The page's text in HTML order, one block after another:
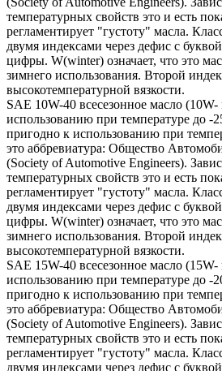
температурных свойств это и есть
регламентирует "густоту" масла.
двумя индексами через дефис с
цифры. W(winter) означает, что это
зимнего использования. Второй
высокотемпературной вязкости.
SAE 10W-40 всесезонное масло
использованию при температуре до -
пригодно к использованию при
это аббревиатура: Общество
(Society of Automotive Engineers).
температурных свойств это и есть
регламентирует "густоту" масла.
двумя индексами через дефис с
цифры. W(winter) означает, что это
зимнего использования. Второй
высокотемпературной вязкости.
SAE 15W-40 всесезонное масло
использованию при температуре до -
пригодно к использованию при
это аббревиатура: Общество
(Society of Automotive Engineers).
температурных свойств это и есть
регламентирует "густоту" масла.
двумя индексами через дефис с